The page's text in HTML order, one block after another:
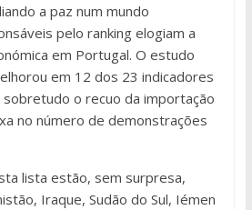
a paz num mundo
pelo ranking elogiam a
em Portugal. O estudo
em 12 dos 23 indicadores
sobretudo o recuo da importação
no número de demonstrações
lista estão, sem surpresa,
Iraque, Sudão do Sul, Iémen